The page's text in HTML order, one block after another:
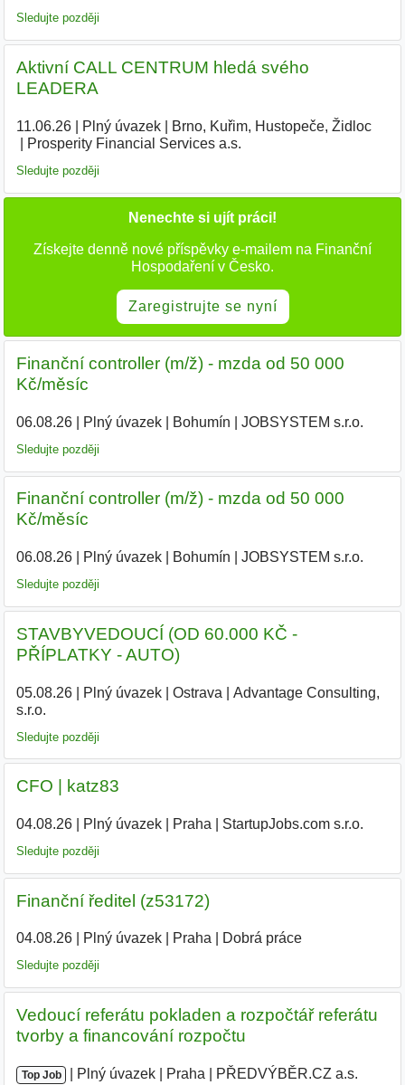
Sledujte později
Aktivní CALL CENTRUM hledá svého
LEADERA
11.06.26| Plný úvazek| Brno, Kuřim, Hustopeče, Židloc|
Prosperity Financial Services a.s.
Sledujte později
Nenechte si ujít práci!
Získejte denně nové příspěvky e-mailem na Finanční
Hospodaření v Česko.
Zaregistrujte se nyní
Finanční controller (m/ž) - mzda od 50 000
Kč/měsíc
06.08.26| Plný úvazek| Bohumín JOBSYSTEM s.r.o.
Sledujte později
Finanční controller (m/ž) - mzda od 50 000
Kč/měsíc
06.08.26| Plný úvazek| Bohumín JOBSYSTEM s.r.o.
Sledujte později
STAVBYVEDOUCÍ (OD 60.000 KČ -
PŘÍPLATKY - AUTO)
05.08.26| Plný úvazek| Ostrava
Advantage Consulting,
s.r.o.
Sledujte později
CFO | katz83
04.08.26| Plný úvazek| Praha StartupJobs.com s.r.o.
Sledujte později
Finanční ředitel (z53172)
04.08.26| Plný úvazek| Praha Dobrá práce
Sledujte později
Vedoucí referátu pokladen a rozpočtář referátu
tvorby a financování rozpočtu
Top Job Plný úvazek Praha PŘEDVÝBĚR.CZ a.s.